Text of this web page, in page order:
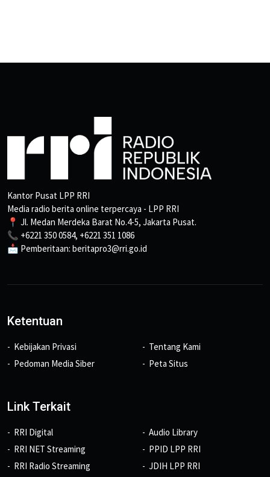
Kantor Pusat LPP RRI
Media radio berita online terpercaya - LPP RRI
📍 Jl. Medan Merdeka Barat No.4-5, Jakarta Pusat.
📞 +6221 350 0584, +6221 351 1086
📩 Pemberitaan: beritapro3@rri.go.id
Ketentuan
Kebijakan Privasi
Pedoman Media Siber
Tentang Kami
Peta Situs
Link Terkait
RRI Digital
RRI NET Streaming
RRI Radio Streaming
Audio Library
PPID LPP RRI
JDIH LPP RRI